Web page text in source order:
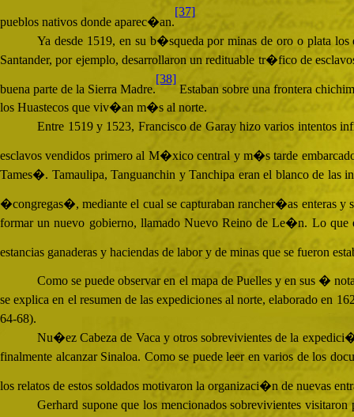
pueblos nativos donde aparec�an.
[37]
Ya desde 1519, en su b�squeda por minas de oro o plata
Santander, por ejemplo, desarrollaron un redituable tr�fico de
buena parte de la Sierra Madre.
[38]
Estaban sobre una frontera
los Huastecos que viv�an m�s al norte.
Entre 1519 y 1523, Francisco de Garay hizo varios intentos
esclavos vendidos primero al M�xico central y m�s tarde
Tames�. Tamaulipa, Tanguanchin y Tanchipa eran el blanco de las
�congregas�, mediante el cual se capturaban rancher�as enteras y
formar un nuevo gobierno, llamado Nuevo Reino de Le�n. Lo que
estancias ganaderas y haciendas de labor y de minas que se fueron
Como se puede observar en el mapa de Puelles y en sus �
se explica en el resumen de las expediciones al norte, elaborado
64-68).
Nu�ez Cabeza de Vaca y otros sobrevivientes de la
finalmente alcanzar Sinaloa. Como se puede leer en varios de los
los relatos de estos soldados motivaron la organizaci�n de nuevas
Gerhard supone que los mencionados sobrevivientes